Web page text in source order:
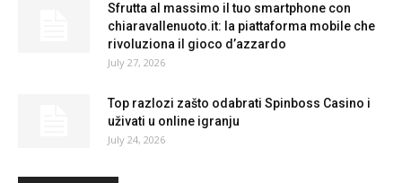
Sfrutta al massimo il tuo smartphone con
chiaravallenuoto.it: la piattaforma mobile che
rivoluziona il gioco d’azzardo
July 27, 2026
Top razlozi zašto odabrati Spinboss Casino i
uživati u online igranju
July 24, 2026